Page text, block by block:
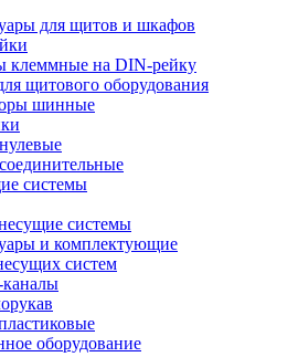
для щитов и шкафов
клеммные на DIN-рейку
щитового оборудования
шинные
системы
системы
и комплектующие
систем
каналы
оборудование